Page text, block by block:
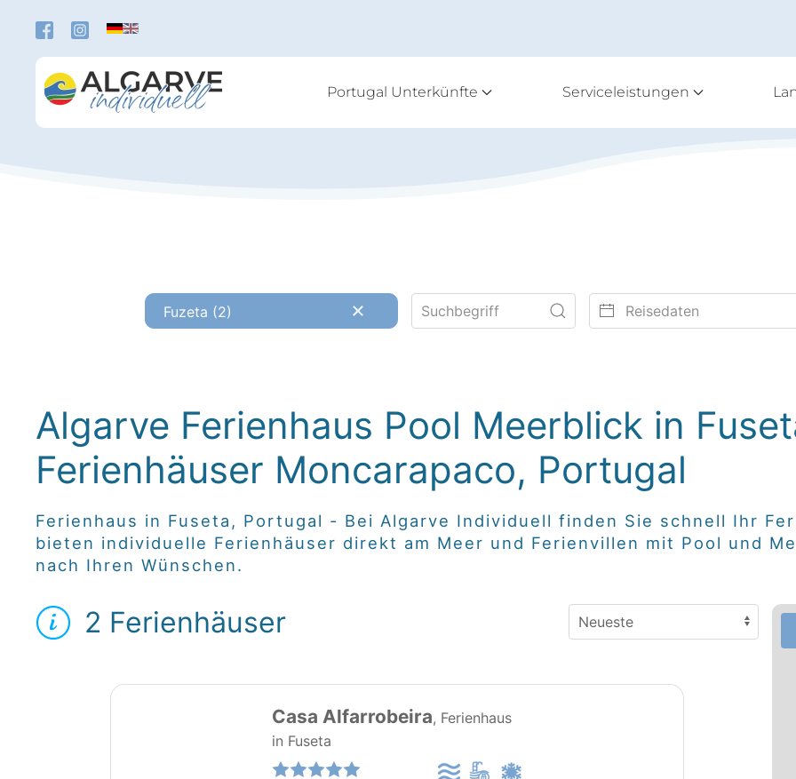
Zum Hauptinhalt springen
Portugal Unterkünfte Serviceleistungen
Fuzeta (2)
Algarve Ferienhaus Pool Meerblick in
Ferienhäuser Moncarapaco, Portugal
Ferienhaus in Fuseta, Portugal - Bei Algarve Individuell finden Sie schnell Ihr
bieten individuelle Ferienhäuser direkt am Meer und Ferienvillen mit Pool und
nach Ihren Wünschen.
2 Ferienhäuser
Casa Alfarrobeira, Ferienhaus
in Fuseta